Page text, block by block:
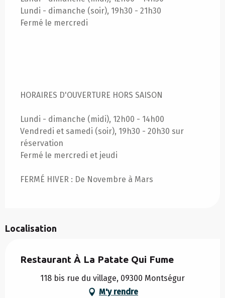
Lundi - dimanche (soir), 19h30 - 21h30
Fermé le mercredi
HORAIRES D'OUVERTURE HORS SAISON
Lundi - dimanche (midi), 12h00 - 14h00
Vendredi et samedi (soir), 19h30 - 20h30 sur
réservation
Fermé le mercredi et jeudi
FERMÉ HIVER : De Novembre à Mars
Localisation
Restaurant À La Patate Qui Fume
118 bis rue du village, 09300 Montségur
M'y rendre